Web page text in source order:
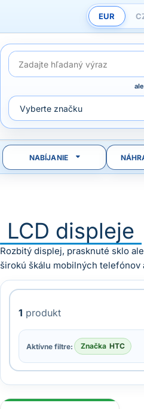
EUR
NABÍJANIE
LCD displeje
Rozbitý displej, prasknuté sklo
širokú škálu mobilných telefónov
1 produkt
Aktívne filtre: Značka HTC